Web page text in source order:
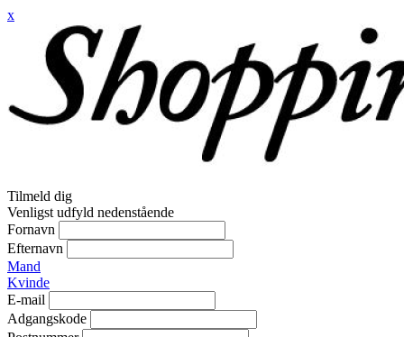
x
Tilmeld dig
Venligst udfyld nedenstående
Fornavn
Efternavn
Mand
Kvinde
E-mail
Adgangskode